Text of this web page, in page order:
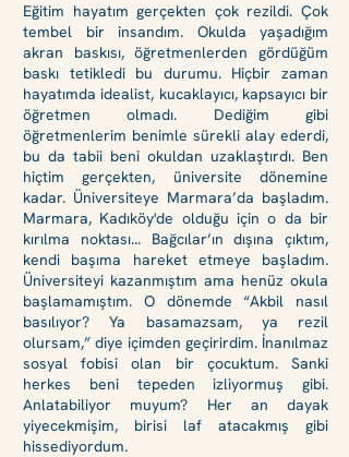
Eğitim hayatım gerçekten çok rezildi. Çok
tembel bir insandım. Okulda yaşadığım
akran baskısı, öğretmenlerden gördüğüm
baskı tetikledi bu durumu. Hiçbir zaman
hayatımda idealist, kucaklayıcı, kapsayıcı bir
öğretmen olmadı. Dediğim gibi
öğretmenlerim benimle sürekli alay ederdi,
bu da tabii beni okuldan uzaklaştırdı. Ben
hiçtim gerçekten, üniversite dönemine
kadar. Üniversiteye Marmara’da başladım.
Marmara, Kadıköy'de olduğu için o da bir
kırılma noktası... Bağcılar’ın dışına çıktım,
kendi başıma hareket etmeye başladım.
Üniversiteyi kazanmıştım ama henüz okula
başlamamıştım. O dönemde “Akbil nasıl
basılıyor? Ya basamazsam, ya rezil
olursam,” diye içimden geçirirdim. İnanılmaz
sosyal fobisi olan bir çocuktum. Sanki
herkes beni tepeden izliyormuş gibi.
Anlatabiliyor muyum? Her an dayak
yiyecekmişim, birisi laf atacakmış gibi
hissediyordum.